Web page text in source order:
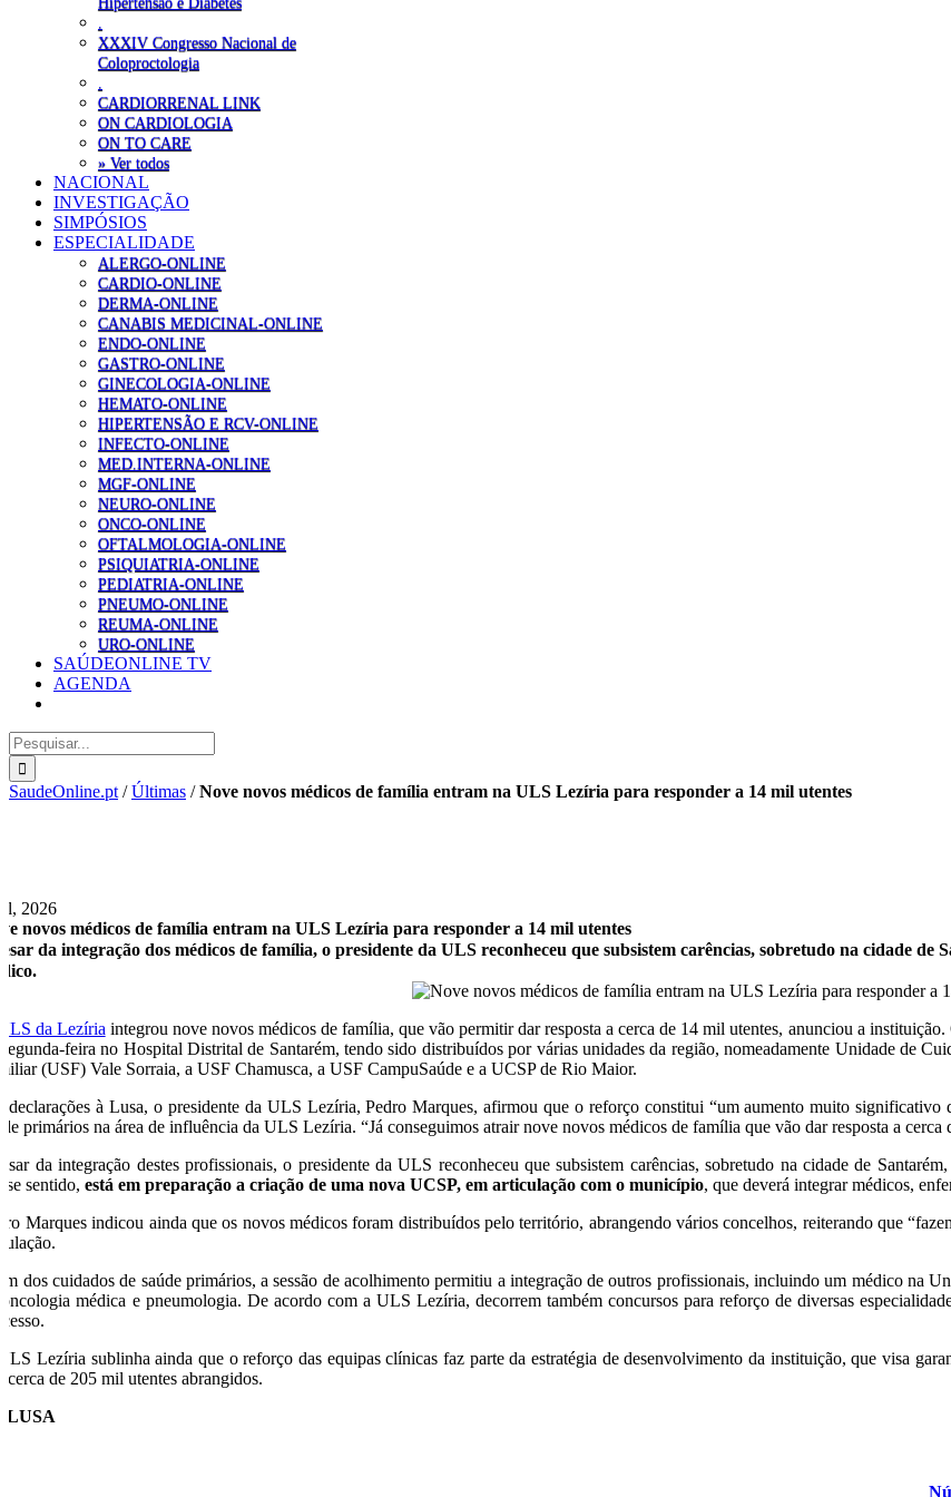
XXXIV Congresso Nacional de
Coloproctologia
CARDIORRENAL LINK
ON CARDIOLOGIA
ON TO CARE
» Ver todos
NACIONAL
INVESTIGAÇÃO
SIMPÓSIOS
ESPECIALIDADE
ALERGO-ONLINE
CARDIO-ONLINE
DERMA-ONLINE
CANABIS MEDICINAL-ONLINE
ENDO-ONLINE
GASTRO-ONLINE
GINECOLOGIA-ONLINE
HEMATO-ONLINE
HIPERTENSÃO E RCV-ONLINE
INFECTO-ONLINE
MED.INTERNA-ONLINE
MGF-ONLINE
NEURO-ONLINE
ONCO-ONLINE
OFTALMOLOGIA-ONLINE
PSIQUIATRIA-ONLINE
PEDIATRIA-ONLINE
PNEUMO-ONLINE
REUMA-ONLINE
URO-ONLINE
SAÚDEONLINE TV
AGENDA
Pesquisar
SaudeOnline.pt /Últimas /Nove novos médicos de família entram na ULS Lezíria para responder a 14 mil utentes
2026
novos médicos de família entram na ULS Lezíria para responder a 14 mil utentes
da integração dos médicos de família, o presidente da ULS reconheceu que subsistem carências, sobretudo na cidade de
da Lezíria integrou nove novos médicos de família, que vão permitir dar resposta a cerca de 14 mil utentes, anunciou a
feira no Hospital Distrital de Santarém, tendo sido distribuídos por várias unidades da região, nomeadamente Unidade de
(USF) Vale Sorraia, a USF Chamusca, a USF CampuSaúde e a UCSP de Rio Maior.
declarações à Lusa, o presidente da ULS Lezíria, Pedro Marques, afirmou que o reforço constitui “um aumento muito significativo
primários na área de influência da ULS Lezíria. “Já conseguimos atrair nove novos médicos de família que vão dar resposta a
da integração destes profissionais, o presidente da ULS reconheceu que subsistem carências, sobretudo na cidade de
sentido,está em preparação a criação de uma nova UCSP, em articulação com o município, que deverá integrar médicos,
Marques indicou ainda que os novos médicos foram distribuídos pelo território, abrangendo vários concelhos, reiterando que
dos cuidados de saúde primários, a sessão de acolhimento permitiu a integração de outros profissionais, incluindo um médico na
médica e pneumologia. De acordo com a ULS Lezíria, decorrem também concursos para reforço de diversas
Lezíria sublinha ainda que o reforço das equipas clínicas faz parte da estratégia de desenvolvimento da instituição, que visa
cerca de 205 mil utentes abrangidos.
LUSA